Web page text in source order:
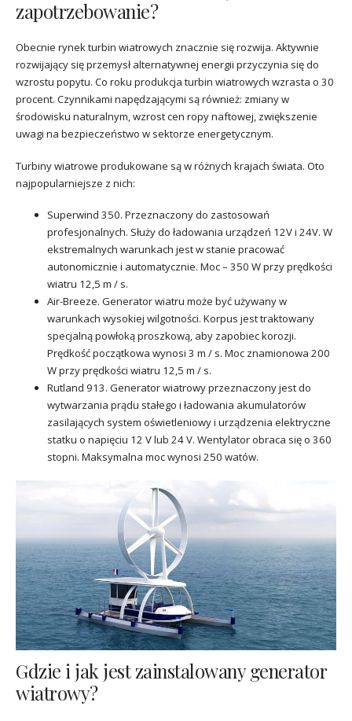
zapotrzebowanie?
Obecnie rynek turbin wiatrowych znacznie się rozwija. Aktywnie
rozwijający się przemysł alternatywnej energii przyczynia się do
wzrostu popytu. Co roku produkcja turbin wiatrowych wzrasta o 30
procent. Czynnikami napędzającymi są również: zmiany w
środowisku naturalnym, wzrost cen ropy naftowej, zwiększenie
uwagi na bezpieczeństwo w sektorze energetycznym.
Turbiny wiatrowe produkowane są w różnych krajach świata. Oto
najpopularniejsze z nich:
Superwind 350. Przeznaczony do zastosowań
profesjonalnych. Służy do ładowania urządzeń 12V i 24V. W
ekstremalnych warunkach jest w stanie pracować
autonomicznie i automatycznie. Moc – 350 W przy prędkości
wiatru 12,5 m / s.
Air-Breeze. Generator wiatru może być używany w
warunkach wysokiej wilgotności. Korpus jest traktowany
specjalną powłoką proszkową, aby zapobiec korozji.
Prędkość początkowa wynosi 3 m / s. Moc znamionowa 200
W przy prędkości wiatru 12,5 m / s.
Rutland 913. Generator wiatrowy przeznaczony jest do
wytwarzania prądu stałego i ładowania akumulatorów
zasilających system oświetleniowy i urządzenia elektryczne
statku o napięciu 12 V lub 24 V. Wentylator obraca się o 360
stopni. Maksymalna moc wynosi 250 watów.
Gdzie i jak jest zainstalowany generator
wiatrowy?